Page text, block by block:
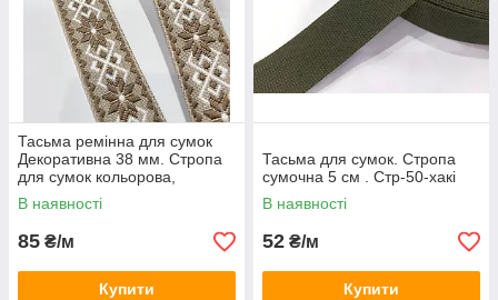
Тасьма ремінна для сумок
Декоративна 38 мм. Стропа
для сумок кольорова,
жакардова з візерунком.
Бежева
В наявності
85 ₴/м
Купити
Тасьма для сумок. Стропа
сумочна 5 см . Стр-50-хакі
В наявності
52 ₴/м
Купити